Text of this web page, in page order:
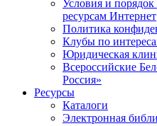
Условия и порядок
ресурсам Интернет
Политика
Клубы по
Юридическая
Всероссийские
Россия»
Ресурсы
Каталоги
Электронная